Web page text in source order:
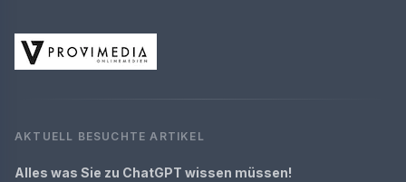
AKTUELL BESUCHTE ARTIKEL
Alles was Sie zu ChatGPT wissen müssen!